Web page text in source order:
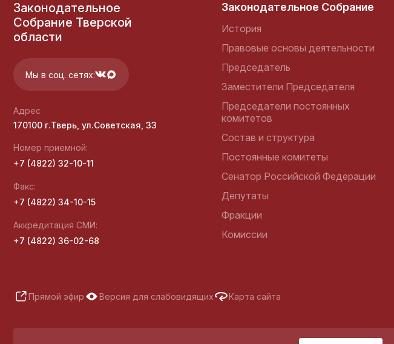
Контрольно-счетная
палата Тверской области
Избирательная комиссия
Тверской области
Тверской области
правам человека в
Законодательное
Собрание Тверской
области
Мы в соц. сетях:
Адрес
170100 г.Тверь, ул.Советская, 33
Номер приемной:
+7 (4822) 32-10-11
Факс:
+7 (4822) 34-10-15
Аккредитация СМИ:
+7 (4822) 36-02-68
Прямой эфир Версия для слабовидящих Карта сайта
Законодательное Собрание
История
Правовые основы деятельности
Председатель
Заместители Председателя
Председатели постоянных
комитетов
Состав и структура
Постоянные комитеты
Сенатор Российской Федерации
Депутаты
Фракции
Комиссии